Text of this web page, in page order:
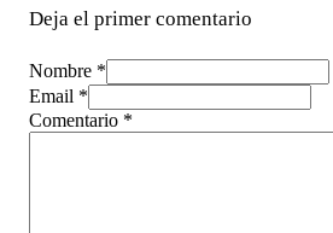
Deja el primer comentario
Nombre *
Email *
Comentario *